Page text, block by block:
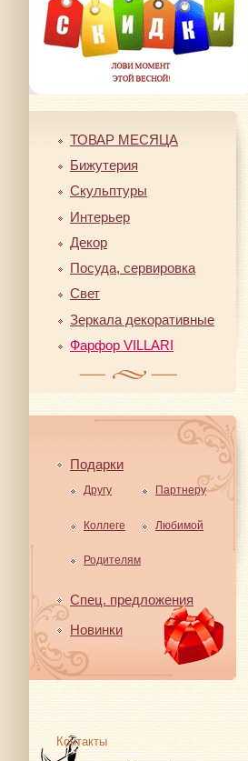
ТОВАР МЕСЯЦА
Бижутерия
Скульптуры
Интерьер
Декор
Посуда, сервировка
Свет
Зеркала декоративные
Фарфор VILLARI
Подарки
Другу Партнеру
Коллеге Любимой
Родителям
Спец. предложения
Новинки
Контакты